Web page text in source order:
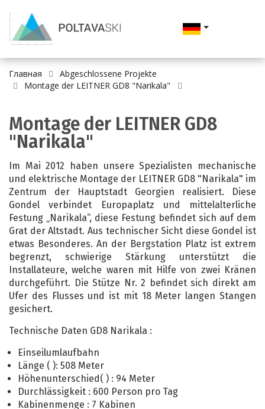
Главная
Abgeschlossene Projekte
Montage der LEITNER GD8 "Narikala"
Montage der LEITNER GD8
"Narikala"
Im Mai 2012 haben unsere Spezialisten mechanische
und elektrische Montage der LEITNER GD8 "Narikala" im
Zentrum der Hauptstadt Georgien realisiert. Diese
Gondel verbindet Europaplatz und mittelalterliche
Festung „Narikala“, diese Festung befindet sich auf dem
Grat der Altstadt. Aus technischer Sicht diese Gondel ist
etwas Besonderes. An der Bergstation Platz ist extrem
begrenzt, schwierige Stärkung unterstützt die
Installateure, welche waren mit Hilfe von zwei Kränen
durchgeführt. Die Stütze Nr. 2 befindet sich direkt am
Ufer des Flusses und ist mit 18 Meter langen Stangen
gesichert.
Technische Daten GD8 Narikala :
Einseilumlaufbahn
Länge ( ): 508 Meter
Höhenunterschied( ) : 94 Meter
Durchlässigkeit : 600 Person pro Tag
Kabinenmenge : 7 Kabinen